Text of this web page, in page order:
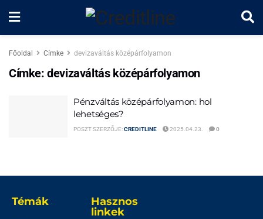
Főoldal Címke devizaváltás középárfolyamon
Címke:devizaváltás középárfolyamon
Pénzváltás középárfolyamon: hol
lehetséges?
POSZT SZERZŐJE:CREDITLINE 2025.04.23. 0
Témák
Hasznos
linkek